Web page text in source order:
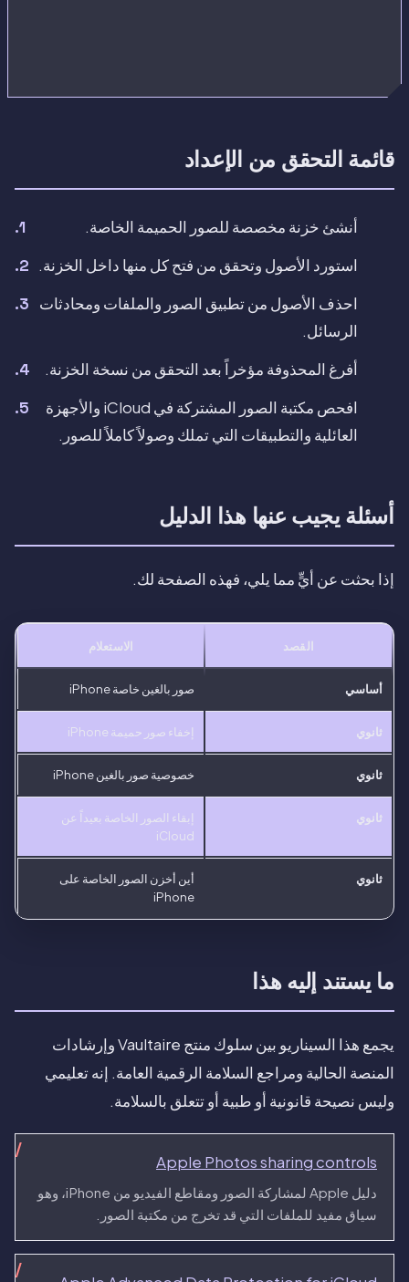
قائمة التحقق من الإعداد
أنشئ خزنة مخصصة للصور الحميمة الخاصة.
استورد الأصول وتحقق من فتح كل منها داخل الخزنة.
احذف الأصول من تطبيق الصور والملفات ومحادثات
الرسائل.
أفرغ المحذوفة مؤخراً بعد التحقق من نسخة الخزنة.
افحص مكتبة الصور المشتركة في iCloud والأجهزة
العائلية والتطبيقات التي تملك وصولاً كاملاً للصور.
أسئلة يجيب عنها هذا الدليل
إذا بحثت عن أيٍّ مما يلي، فهذه الصفحة لك.
القصد الاستعلام
أساسي صور بالغين خاصة iPhone
ثانوي إخفاء صور حميمة iPhone
ثانوي خصوصية صور بالغين iPhone
ثانوي
إبقاء الصور الخاصة بعيداً عن
iCloud
ثانوي
أين أخزن الصور الخاصة على
iPhone
ما يستند إليه هذا
يجمع هذا السيناريو بين سلوك منتج Vaultaire وإرشادات
المنصة الحالية ومراجع السلامة الرقمية العامة. إنه تعليمي
وليس نصيحة قانونية أو طبية أو تتعلق بالسلامة.
Apple Photos sharing controls
دليل Apple لمشاركة الصور ومقاطع الفيديو من iPhone، وهو
سياق مفيد للملفات التي قد تخرج من مكتبة الصور.